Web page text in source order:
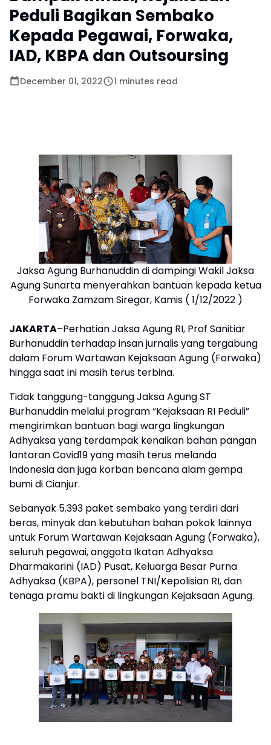
Peduli Bagikan Sembako
Kepada Pegawai, Forwaka,
IAD, KBPA dan Outsoursing
December 01, 2022 1 minutes read
Jaksa Agung Burhanuddin di dampingi Wakil Jaksa
Agung Sunarta menyerahkan bantuan kepada ketua
Forwaka Zamzam Siregar, Kamis ( 1/12/2022 )
JAKARTA–Perhatian Jaksa Agung RI, Prof Sanitiar
Burhanuddin terhadap insan jurnalis yang tergabung
dalam Forum Wartawan Kejaksaan Agung (Forwaka)
hingga saat ini masih terus terbina.
Tidak tanggung-tanggung Jaksa Agung ST
Burhanuddin melalui program “Kejaksaan RI Peduli”
mengirimkan bantuan bagi warga lingkungan
Adhyaksa yang terdampak kenaikan bahan pangan
lantaran Covid19 yang masih terus melanda
Indonesia dan juga korban bencana alam gempa
bumi di Cianjur.
Sebanyak 5.393 paket sembako yang terdiri dari
beras, minyak dan kebutuhan bahan pokok lainnya
untuk Forum Wartawan Kejaksaan Agung (Forwaka),
seluruh pegawai, anggota Ikatan Adhyaksa
Dharmakarini (IAD) Pusat, Keluarga Besar Purna
Adhyaksa (KBPA), personel TNI/Kepolisian RI, dan
tenaga pramu bakti di lingkungan Kejaksaan Agung.